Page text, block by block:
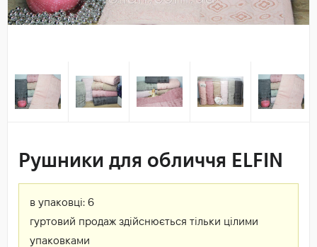
Рушники для обличчя ELFIN
в упаковці: 6
гуртовий продаж здійснюється тільки цілими
упаковками